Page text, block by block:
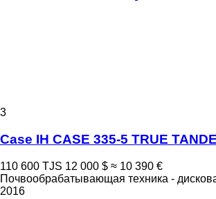
3
Case IH CASE 335-5 TRUE
110 600 TJS 12 000 $ ≈ 10 390 €
Почвообрабатывающая техника -
2016